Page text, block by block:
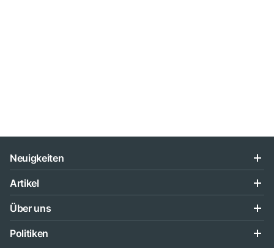
Neuigkeiten
Artikel
Über uns
Politiken